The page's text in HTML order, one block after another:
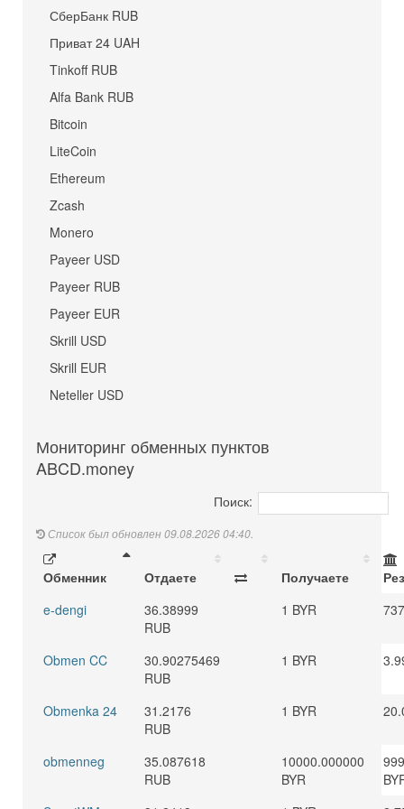
СберБанк RUB
Приват 24 UAH
Tinkoff RUB
Alfa Bank RUB
Bitcoin
LiteCoin
Ethereum
Zcash
Monero
Payeer USD
Payeer RUB
Payeer EUR
Skrill USD
Skrill EUR
Neteller USD
Мониторинг обменных пунктов
ABCD.money
Поиск:
Список был обновлен 09.08.2026 04:40.
Обменник Отдаете Получаете
e-dengi
36.38999
RUB
1 BYR
Obmen CC
30.90275469
RUB
1 BYR
Obmenka 24
31.2176
RUB
1 BYR
obmenneg
35.087618
RUB
10000.000000
BYR